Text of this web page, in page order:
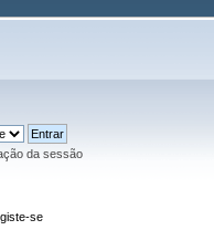
da sessão
se